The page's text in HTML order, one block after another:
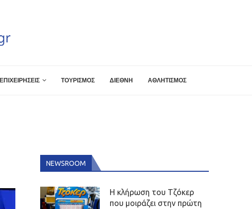
ΕΠΙΧΕΙΡΗΣΕΙΣ ΤΟΥΡΙΣΜΟΣ ΔΙΕΘΝΗ ΑΘΛΗΤΙΣΜΟΣ
NEWSROOM
Η κλήρωση του Τζόκερ
που μοιράζει στην πρώτη